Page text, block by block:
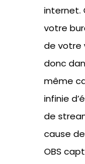
internet.
votre
de votre
donc
même
infinie
de
cause
OBS